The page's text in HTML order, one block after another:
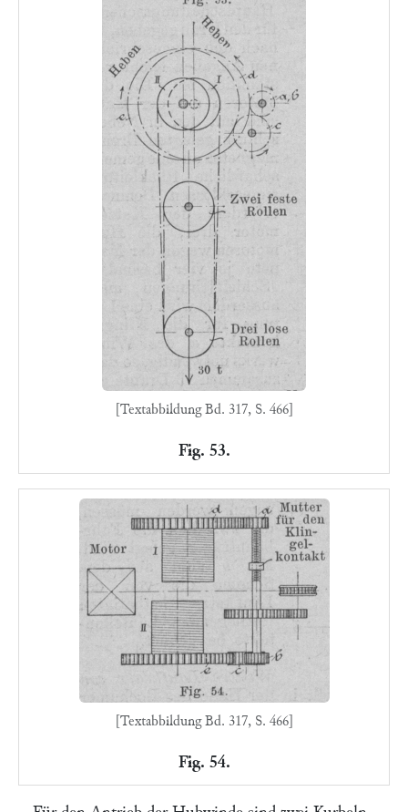
[Textabbildung Bd. 317, S. 466]
Fig. 53.
[Textabbildung Bd. 317, S. 466]
Fig. 54.